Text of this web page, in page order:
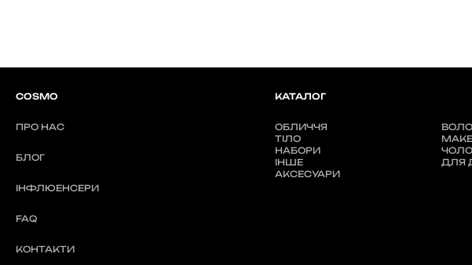
COSMO
ПРО НАС
БЛОГ
ІНФЛЮЕНСЕРИ
FAQ
КОНТАКТИ
КАТАЛОГ
ОБЛИЧЧЯ
ТІЛО
НАБОРИ
ІНШЕ
ДЛЯ
АКСЕСУАРИ